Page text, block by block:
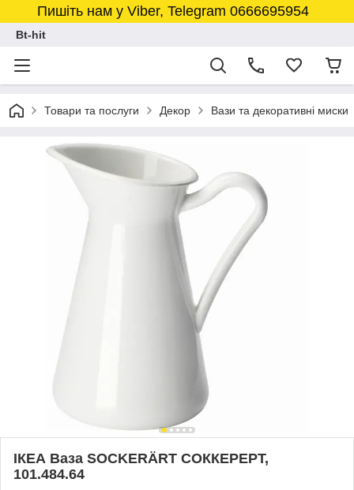
Пишіть нам у Viber, Telegram 0666695954
Bt-hit
Товари та послуги Декор Вази та декоративні миски
ІКЕА Ваза SOCKERÄRT СОККЕРЕРТ,
101.484.64